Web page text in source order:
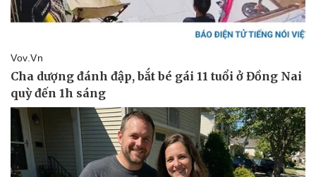
Kinh tế
Bất động sản
Khởi nghiệp
Giá vàng
Tiêu dùng
Tỷ giá
Chứng khoán
Giá cà phê